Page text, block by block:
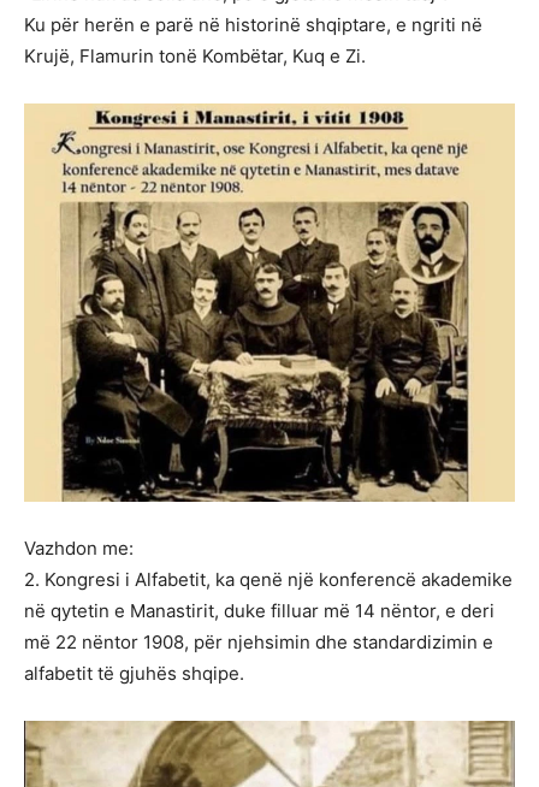
Ku për herën e parë në historinë shqiptare, e ngriti në
Krujë, Flamurin tonë Kombëtar, Kuq e Zi.
Vazhdon me:
2. Kongresi i Alfabetit, ka qenë një konferencë akademike
në qytetin e Manastirit, duke filluar më 14 nëntor, e deri
më 22 nëntor 1908, për njehsimin dhe standardizimin e
alfabetit të gjuhës shqipe.